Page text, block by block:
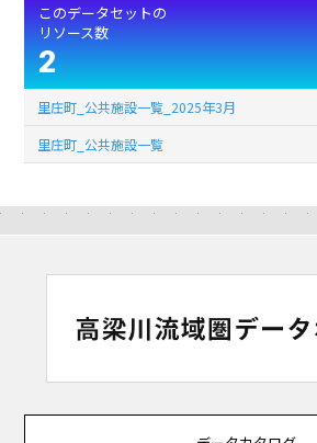
このデータセットの
リソース数
2
里庄町_公共施設一覧_2025年3月
里庄町_公共施設一覧